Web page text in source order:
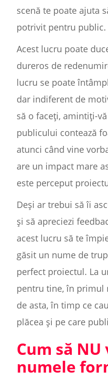
scenă te poate ajuta
potrivit pentru public.
Acest lucru poate
dureros de
lucru se poate
dar indiferent de
să o faceți, amintiți-
publicului contează
atunci când vine
are un impact mare
este perceput
Deși ar trebui să îi
și să apreciezi
acest lucru să te
găsit un nume de
perfect proiectul. La
pentru tine, în primul
de asta, în timp ce
plăcea și pe care
Cum să
numele